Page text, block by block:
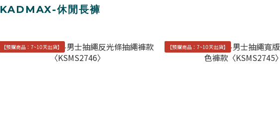
KADMAX-休閒長褲
【預購商品：7~10天出貨】 【預購商品：7~10天出貨】